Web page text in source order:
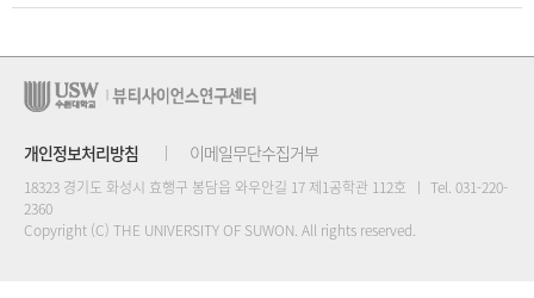
개인정보처리방침 이메일무단수집거부
18323 경기도 화성시 효행구 봉담읍 와우안길 17 제1공학관 112호
Tel. 031-220-
2360
Copyright (C) THE UNIVERSITY OF SUWON. All rights reserved.